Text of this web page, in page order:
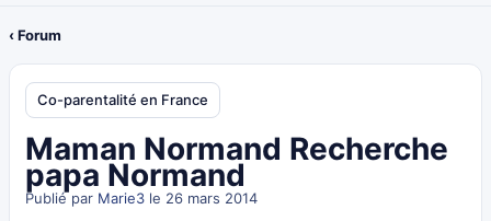
‹ Forum
Co-parentalité en France
Maman Normand Recherche
papa Normand
Publié par Marie3 le 26 mars 2014